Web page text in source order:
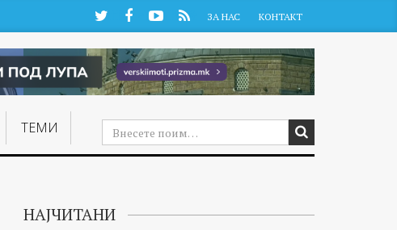
TwitterFacebookYouTube
RSS ЗА НАС КОНТАКТ
ТЕМИ
НАЈЧИТАНИ